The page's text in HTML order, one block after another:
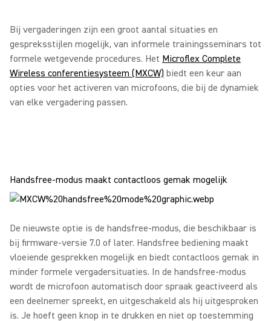
Bij vergaderingen zijn een groot aantal situaties en
gespreksstijlen mogelijk, van informele trainingsseminars tot
formele wetgevende procedures. Het Microflex Complete
Wireless conferentiesysteem (MXCW) biedt een keur aan
opties voor het activeren van microfoons, die bij de dynamiek
van elke vergadering passen.
Handsfree-modus maakt contactloos gemak mogelijk
De nieuwste optie is de handsfree-modus, die beschikbaar is
bij firmware-versie 7.0 of later. Handsfree bediening maakt
vloeiende gesprekken mogelijk en biedt contactloos gemak in
minder formele vergadersituaties. In de handsfree-modus
wordt de microfoon automatisch door spraak geactiveerd als
een deelnemer spreekt, en uitgeschakeld als hij uitgesproken
is. Je hoeft geen knop in te drukken en niet op toestemming